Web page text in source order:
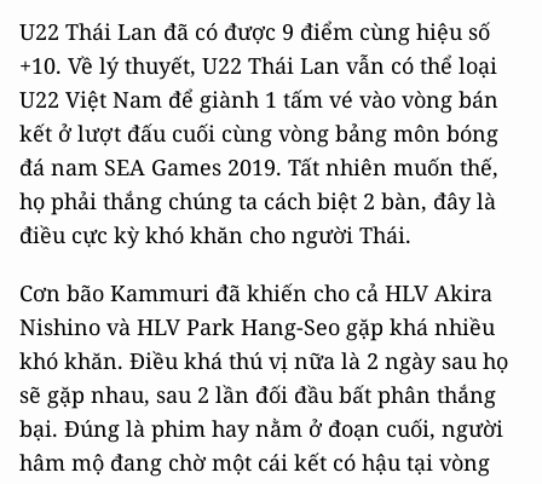
U22 Thái Lan đã có được 9 điểm cùng hiệu số
+10. Về lý thuyết, U22 Thái Lan vẫn có thể loại
U22 Việt Nam để giành 1 tấm vé vào vòng bán
kết ở lượt đấu cuối cùng vòng bảng môn bóng
đá nam SEA Games 2019. Tất nhiên muốn thế,
họ phải thắng chúng ta cách biệt 2 bàn, đây là
điều cực kỳ khó khăn cho người Thái.
Cơn bão Kammuri đã khiến cho cả HLV Akira
Nishino và HLV Park Hang-Seo gặp khá nhiều
khó khăn. Điều khá thú vị nữa là 2 ngày sau họ
sẽ gặp nhau, sau 2 lần đối đầu bất phân thắng
bại. Đúng là phim hay nằm ở đoạn cuối, người
hâm mộ đang chờ một cái kết có hậu tại vòng